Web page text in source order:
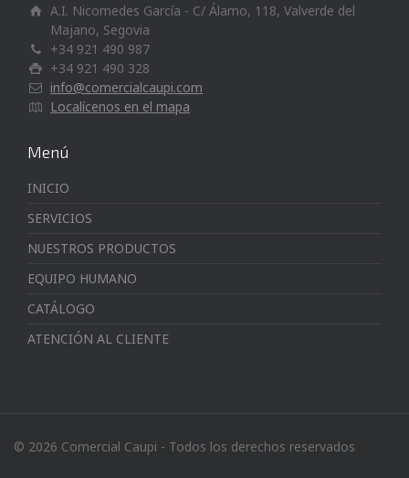
A.I. Nicomedes García - C/ Álamo, 118, Valverde del
Majano, Segovia
+34 921 490 987
+34 921 490 328
info@comercialcaupi.com
Localícenos en el mapa
Menú
INICIO
SERVICIOS
NUESTROS PRODUCTOS
EQUIPO HUMANO
CATÁLOGO
ATENCIÓN AL CLIENTE
© 2026 Comercial Caupi - Todos los derechos reservados